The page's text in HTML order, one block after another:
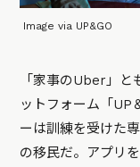
Image via UP&GO
「家事のUber」
ットフォーム「UP
ーは訓練を受けた
の移民だ。アプリ